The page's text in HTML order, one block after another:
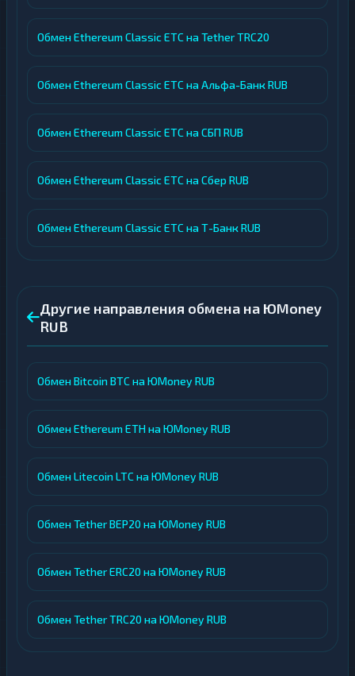
Обмен Ethereum Classic ETC на Tether TRC20
Обмен Ethereum Classic ETC на Альфа-Банк RUB
Обмен Ethereum Classic ETC на СБП RUB
Обмен Ethereum Classic ETC на Сбер RUB
Обмен Ethereum Classic ETC на Т-Банк RUB
Другие направления обмена на ЮMoney
RUB
Обмен Bitcoin BTC на ЮMoney RUB
Обмен Ethereum ETH на ЮMoney RUB
Обмен Litecoin LTC на ЮMoney RUB
Обмен Tether BEP20 на ЮMoney RUB
Обмен Tether ERC20 на ЮMoney RUB
Обмен Tether TRC20 на ЮMoney RUB